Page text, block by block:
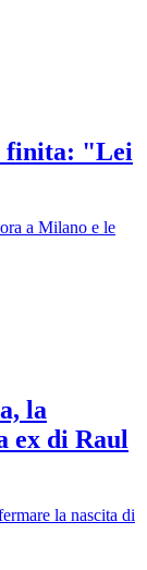
finita: "Lei
a Milano e le
la
ex di Raul
la nascita di